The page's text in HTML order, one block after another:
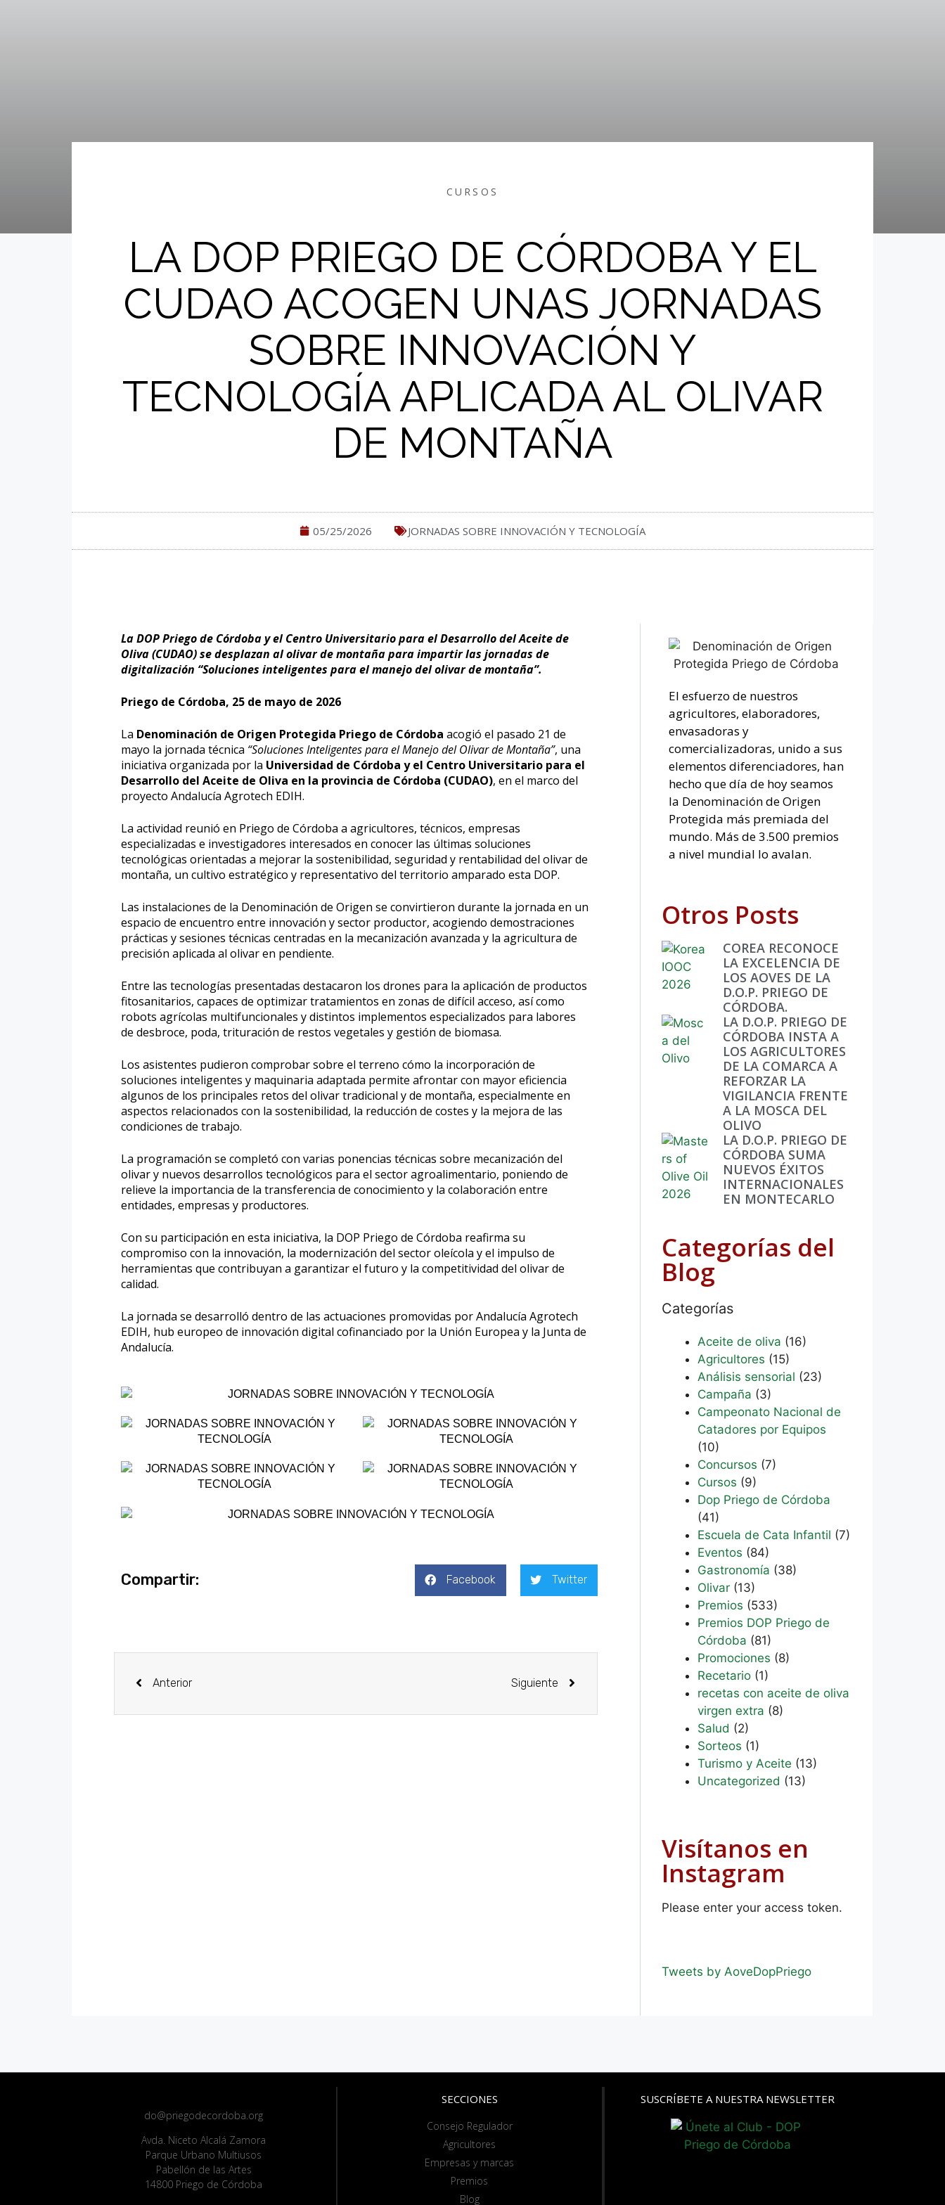
CURSOS
LA DOP PRIEGO DE CÓRDOBA Y EL
CUDAO ACOGEN UNAS JORNADAS
SOBRE INNOVACIÓN Y
TECNOLOGÍA APLICADA AL OLIVAR
DE MONTAÑA
05/25/2026 JORNADAS SOBRE INNOVACIÓN Y TECNOLOGÍA
La DOP Priego de Córdoba y el Centro Universitario para el Desarrollo del Aceite de
Oliva (CUDAO) se desplazan al olivar de montaña para impartir las jornadas de
digitalización “Soluciones inteligentes para el manejo del olivar de montaña”.
Priego de Córdoba, 25 de mayo de 2026
La Denominación de Origen Protegida Priego de Córdoba acogió el pasado 21 de
mayo la jornada técnica “Soluciones Inteligentes para el Manejo del Olivar de Montaña”, una
iniciativa organizada por la Universidad de Córdoba y el Centro Universitario para el
Desarrollo del Aceite de Oliva en la provincia de Córdoba (CUDAO), en el marco del
proyecto Andalucía Agrotech EDIH.
La actividad reunió en Priego de Córdoba a agricultores, técnicos, empresas
especializadas e investigadores interesados en conocer las últimas soluciones
tecnológicas orientadas a mejorar la sostenibilidad, seguridad y rentabilidad del olivar de
montaña, un cultivo estratégico y representativo del territorio amparado esta DOP.
Las instalaciones de la Denominación de Origen se convirtieron durante la jornada en un
espacio de encuentro entre innovación y sector productor, acogiendo demostraciones
prácticas y sesiones técnicas centradas en la mecanización avanzada y la agricultura de
precisión aplicada al olivar en pendiente.
Entre las tecnologías presentadas destacaron los drones para la aplicación de productos
fitosanitarios, capaces de optimizar tratamientos en zonas de difícil acceso, así como
robots agrícolas multifuncionales y distintos implementos especializados para labores
de desbroce, poda, trituración de restos vegetales y gestión de biomasa.
Los asistentes pudieron comprobar sobre el terreno cómo la incorporación de
soluciones inteligentes y maquinaria adaptada permite afrontar con mayor eficiencia
algunos de los principales retos del olivar tradicional y de montaña, especialmente en
aspectos relacionados con la sostenibilidad, la reducción de costes y la mejora de las
condiciones de trabajo.
La programación se completó con varias ponencias técnicas sobre mecanización del
olivar y nuevos desarrollos tecnológicos para el sector agroalimentario, poniendo de
relieve la importancia de la transferencia de conocimiento y la colaboración entre
entidades, empresas y productores.
Con su participación en esta iniciativa, la DOP Priego de Córdoba reafirma su
compromiso con la innovación, la modernización del sector oleícola y el impulso de
herramientas que contribuyan a garantizar el futuro y la competitividad del olivar de
calidad.
La jornada se desarrolló dentro de las actuaciones promovidas por Andalucía Agrotech
EDIH, hub europeo de innovación digital cofinanciado por la Unión Europea y la Junta de
Andalucía.
Compartir: Facebook Twitter
Anterior Siguiente
El esfuerzo de nuestros
agricultores, elaboradores,
envasadoras y
comercializadoras, unido a sus
elementos diferenciadores, han
hecho que día de hoy seamos
la Denominación de Origen
Protegida más premiada del
mundo. Más de 3.500 premios
a nivel mundial lo avalan.
Otros Posts
COREA RECONOCE
LA EXCELENCIA DE
LOS AOVES DE LA
D.O.P. PRIEGO DE
CÓRDOBA.
LA D.O.P. PRIEGO DE
CÓRDOBA INSTA A
LOS AGRICULTORES
DE LA COMARCA A
REFORZAR LA
VIGILANCIA FRENTE
A LA MOSCA DEL
OLIVO
LA D.O.P. PRIEGO DE
CÓRDOBA SUMA
NUEVOS ÉXITOS
INTERNACIONALES
EN MONTECARLO
Categorías del
Blog
Categorías
Aceite de oliva (16)
Agricultores (15)
Análisis sensorial (23)
Campaña (3)
Campeonato Nacional de
Catadores por Equipos
(10)
Concursos (7)
Cursos (9)
Dop Priego de Córdoba
(41)
Escuela de Cata Infantil (7)
Eventos (84)
Gastronomía (38)
Olivar(13)
Premios (533)
Premios DOP Priego de
Córdoba (81)
Promociones (8)
Recetario(1)
recetas con aceite de oliva
virgen extra (8)
Salud (2)
Sorteos (1)
Turismo y Aceite (13)
Uncategorized (13)
Visítanos en
Instagram
Please enter your access token.
Tweets by AoveDopPriego
do@priegodecordoba.org
Avda. Niceto Alcalá Zamora
Parque Urbano Multiusos
Pabellón de las Artes
14800 Priego de Córdoba
SECCIONES
Consejo Regulador
Agricultores
Empresas y marcas
Premios
Blog
SUSCRÍBETE A NUESTRA NEWSLETTER